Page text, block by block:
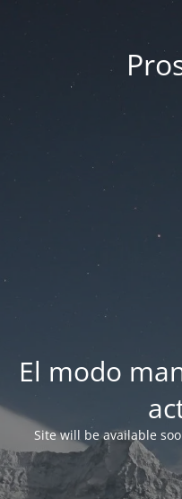
El modo
Site will be available